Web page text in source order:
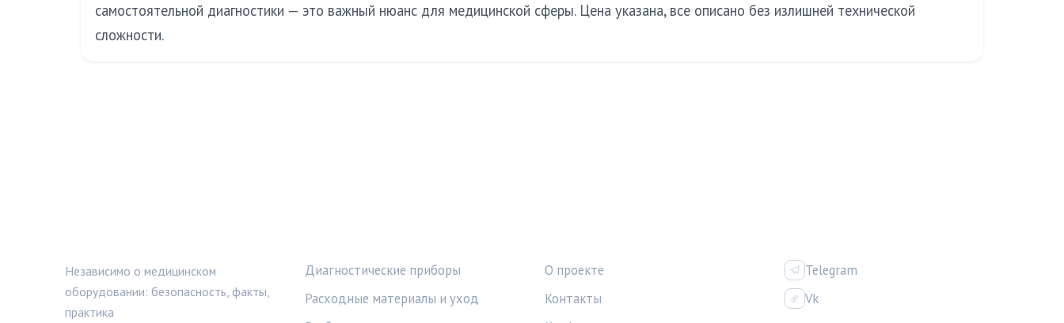
самостоятельной диагностики — это важный нюанс для медицинской сферы. Цена указана, все описано без излишней технической
сложности.
Независимо о медицинском
оборудовании: безопасность, факты,
практика
Диагностические приборы
Расходные материалы и уход
О проекте
Контакты
Telegram
Vk